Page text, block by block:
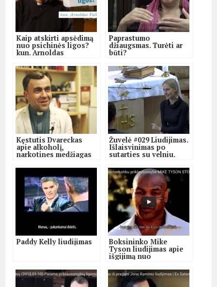
Kaip atskirti apsėdimą
nuo psichinės ligos?
kun. Arnoldas
Paprastumo
džiaugsmas. Turėti ar
būti?
Kęstutis Dvareckas
apie alkoholį,
narkotines medžiagas
priklausomybes.
Žuvelė #029 Liudijimas.
Išlaisvinimas po
sutarties su velniu.
Paddy Kelly liudijimas Boksininko Mike
Tyson liudijimas apie
išgijimą nuo
alkoholiui ir
narkotikams